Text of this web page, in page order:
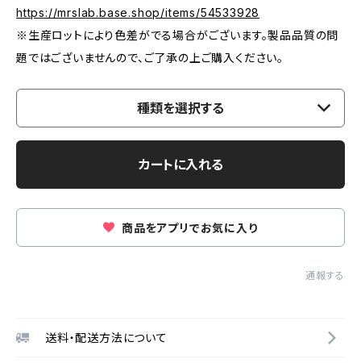
https://mrslab.base.shop/items/54533928
※生産ロットにより色差がでる場合がございます。製品品質の問
題ではございませんので、ご了承の上ご購入ください。
種類を選択する
カートに入れる
商品をアプリでお気に入り
通報する
送料・配送方法について